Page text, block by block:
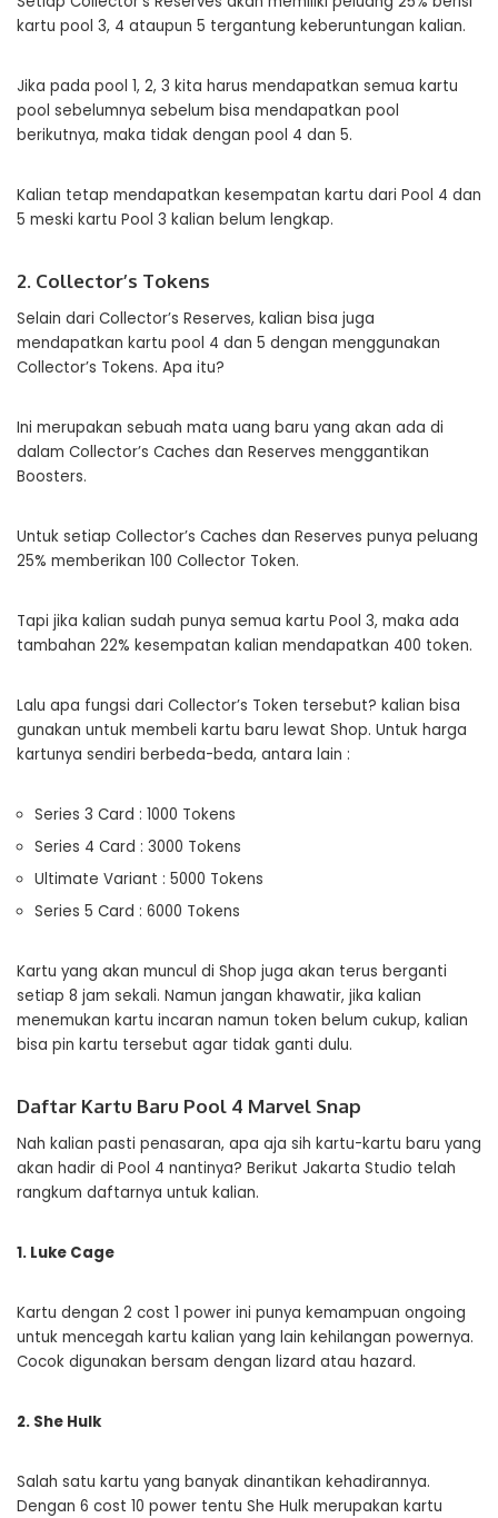
kartu pool 3, 4 ataupun 5 tergantung keberuntungan kalian.
Jika pada pool 1, 2, 3 kita harus mendapatkan semua kartu
pool sebelumnya sebelum bisa mendapatkan pool
berikutnya, maka tidak dengan pool 4 dan 5.
Kalian tetap mendapatkan kesempatan kartu dari Pool 4 dan
5 meski kartu Pool 3 kalian belum lengkap.
2. Collector’s Tokens
Selain dari Collector’s Reserves, kalian bisa juga
mendapatkan kartu pool 4 dan 5 dengan menggunakan
Collector’s Tokens. Apa itu?
Ini merupakan sebuah mata uang baru yang akan ada di
dalam Collector’s Caches dan Reserves menggantikan
Boosters.
Untuk setiap Collector’s Caches dan Reserves punya peluang
25% memberikan 100 Collector Token.
Tapi jika kalian sudah punya semua kartu Pool 3, maka ada
tambahan 22% kesempatan kalian mendapatkan 400 token.
Lalu apa fungsi dari Collector’s Token tersebut? kalian bisa
gunakan untuk membeli kartu baru lewat Shop. Untuk harga
kartunya sendiri berbeda-beda, antara lain :
Series 3 Card : 1000 Tokens
Series 4 Card : 3000 Tokens
Ultimate Variant : 5000 Tokens
Series 5 Card : 6000 Tokens
Kartu yang akan muncul di Shop juga akan terus berganti
setiap 8 jam sekali. Namun jangan khawatir, jika kalian
menemukan kartu incaran namun token belum cukup, kalian
bisa pin kartu tersebut agar tidak ganti dulu.
Daftar Kartu Baru Pool 4 Marvel Snap
Nah kalian pasti penasaran, apa aja sih kartu-kartu baru yang
akan hadir di Pool 4 nantinya? Berikut Jakarta Studio telah
rangkum daftarnya untuk kalian.
1. Luke Cage
Kartu dengan 2 cost 1 power ini punya kemampuan ongoing
untuk mencegah kartu kalian yang lain kehilangan powernya.
Cocok digunakan bersam dengan lizard atau hazard.
2. She Hulk
Salah satu kartu yang banyak dinantikan kehadirannya.
Dengan 6 cost 10 power tentu She Hulk merupakan kartu